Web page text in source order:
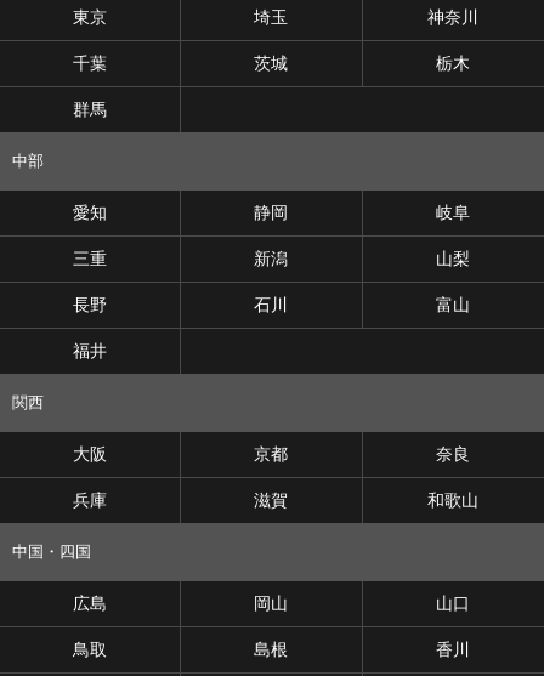
東京 埼玉 神奈川
千葉 茨城 栃木
群馬
中部
愛知 静岡 岐阜
三重 新潟 山梨
長野 石川 富山
福井
関西
大阪 京都 奈良
兵庫 滋賀 和歌山
中国・四国
広島 岡山 山口
鳥取 島根 香川